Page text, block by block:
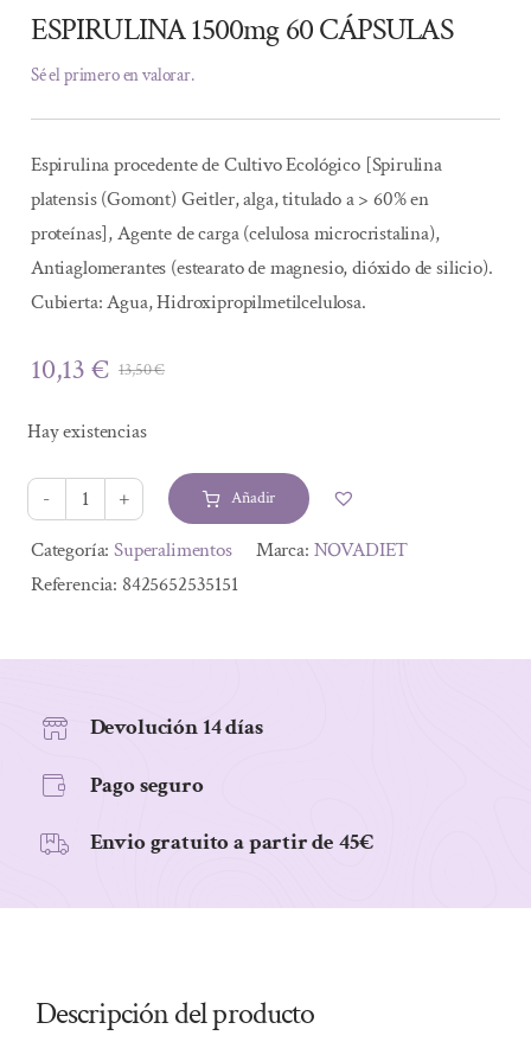
ESPIRULINA 1500mg 60 CÁPSULAS
Sé el primero en valorar.
Espirulina procedente de Cultivo Ecológico [Spirulina
platensis (Gomont) Geitler, alga, titulado a > 60% en
proteínas], Agente de carga (celulosa microcristalina),
Antiaglomerantes (estearato de magnesio, dióxido de silicio).
Cubierta: Agua, Hidroxipropilmetilcelulosa.
13,50€El
era:
13,50 €.
10,13€
El
es:
10,13 €.
Hay existencias
ESPIRULINA
1500mg
60
Añadir
Alternative:
Categoría:Superalimentos Marca: NOVADIET
Referencia: 8425652535151
Devolución 14 días
Pago seguro
Envio gratuito a partir de 45€
Descripción del producto